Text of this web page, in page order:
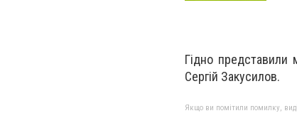
Гідно представили
Сергій Закусилов.
Якщо ви помітили помилку,